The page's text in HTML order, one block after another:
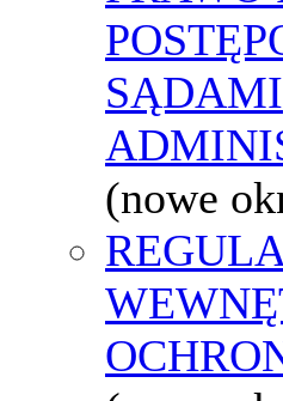
SĄDAMI
(nowe